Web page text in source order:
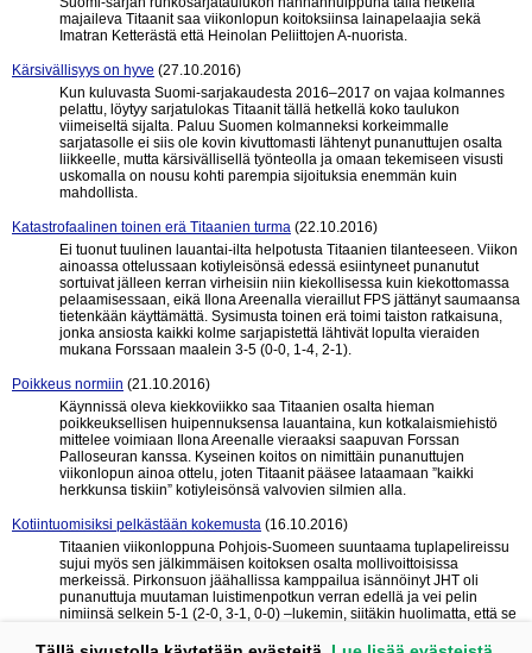
majaileva Titaanit saa viikonlopun koitoksiinsa lainapelaajia sekä
Imatran Ketterästä että Heinolan Peliittojen A-nuorista.
Kärsivällisyys on hyve (27.10.2016)
Kun kuluvasta Suomi-sarjakaudesta 2016–2017 on vajaa kolmannes
pelattu, löytyy sarjatulokas Titaanit tällä hetkellä koko taulukon
viimeiseltä sijalta. Paluu Suomen kolmanneksi korkeimmalle
sarjatasolle ei siis ole kovin kivuttomasti lähtenyt punanuttujen osalta
liikkeelle, mutta kärsivällisellä työnteolla ja omaan tekemiseen visusti
uskomalla on nousu kohti parempia sijoituksia enemmän kuin
mahdollista.
Katastrofaalinen toinen erä Titaanien turma (22.10.2016)
Ei tuonut tuulinen lauantai-ilta helpotusta Titaanien tilanteeseen. Viikon
ainoassa ottelussaan kotiyleisönsä edessä esiintyneet punanutut
sortuivat jälleen kerran virheisiin niin kiekollisessa kuin kiekottomassa
pelaamisessaan, eikä Ilona Areenalla vieraillut FPS jättänyt saumaansa
tietenkään käyttämättä. Sysimusta toinen erä toimi taiston ratkaisuna,
jonka ansiosta kaikki kolme sarjapistettä lähtivät lopulta vieraiden
mukana Forssaan maalein 3-5 (0-0, 1-4, 2-1).
Poikkeus normiin (21.10.2016)
Käynnissä oleva kiekkoviikko saa Titaanien osalta hieman
poikkeuksellisen huipennuksensa lauantaina, kun kotkalaismiehistö
mittelee voimiaan Ilona Areenalle vieraaksi saapuvan Forssan
Palloseuran kanssa. Kyseinen koitos on nimittäin punanuttujen
viikonlopun ainoa ottelu, joten Titaanit pääsee lataamaan ”kaikki
herkkunsa tiskiin” kotiyleisönsä valvovien silmien alla.
Kotiintuomisiksi pelkästään kokemusta (16.10.2016)
Titaanien viikonloppuna Pohjois-Suomeen suuntaama tuplapelireissu
sujui myös sen jälkimmäisen koitoksen osalta mollivoittoisissa
merkeissä. Pirkonsuon jäähallissa kamppailua isännöinyt JHT oli
punanuttuja muutaman luistimenpotkun verran edellä ja vei pelin
nimiinsä selkein 5-1 (2-0, 3-1, 0-0) –lukemin, siitäkin huolimatta, että se